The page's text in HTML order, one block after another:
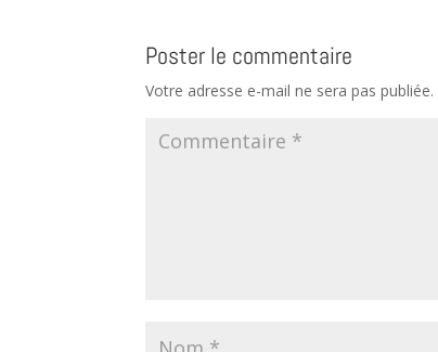
Poster le commentaire
Votre adresse e-mail ne sera pas publiée.